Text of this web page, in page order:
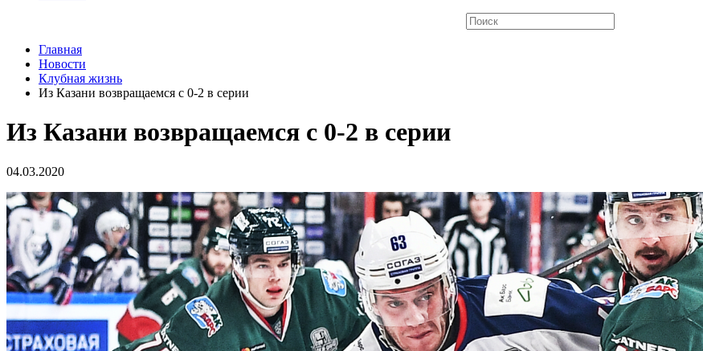
Главная
Новости
Клубная жизнь
Из Казани возвращаемся с 0-2 в серии
Из Казани возвращаемся с 0-2 в серии
04.03.2020